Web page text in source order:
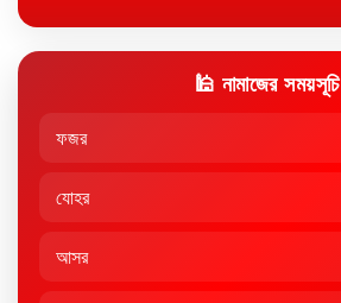
🕌 নামাজের সময়সূচি
ফজর
যোহর
আসর